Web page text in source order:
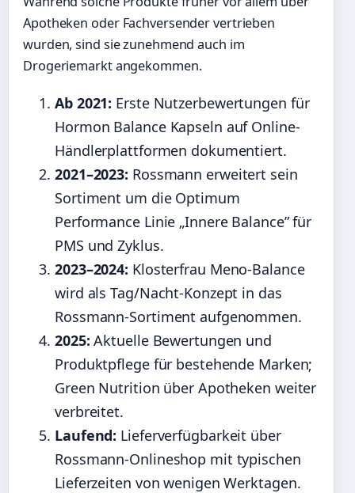
Apotheken oder Fachversender vertrieben
wurden, sind sie zunehmend auch im
Drogeriemarkt angekommen.
Ab 2021: Erste Nutzerbewertungen für
Hormon Balance Kapseln auf Online-
Händlerplattformen dokumentiert.
2021–2023: Rossmann erweitert sein
Sortiment um die Optimum
Performance Linie „Innere Balance” für
PMS und Zyklus.
2023–2024: Klosterfrau Meno-Balance
wird als Tag/Nacht-Konzept in das
Rossmann-Sortiment aufgenommen.
2025: Aktuelle Bewertungen und
Produktpflege für bestehende Marken;
Green Nutrition über Apotheken weiter
verbreitet.
Laufend: Lieferverfügbarkeit über
Rossmann-Onlineshop mit typischen
Lieferzeiten von wenigen Werktagen.